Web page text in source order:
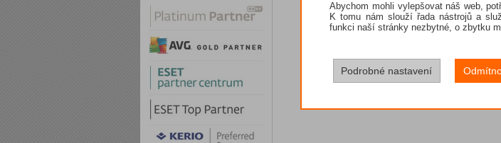
Abychom mohli vylepšovat náš web,
K tomu nám slouží řada nástrojů a
funkci naší stránky nezbytné, o zbytku
Podrobné nastavení